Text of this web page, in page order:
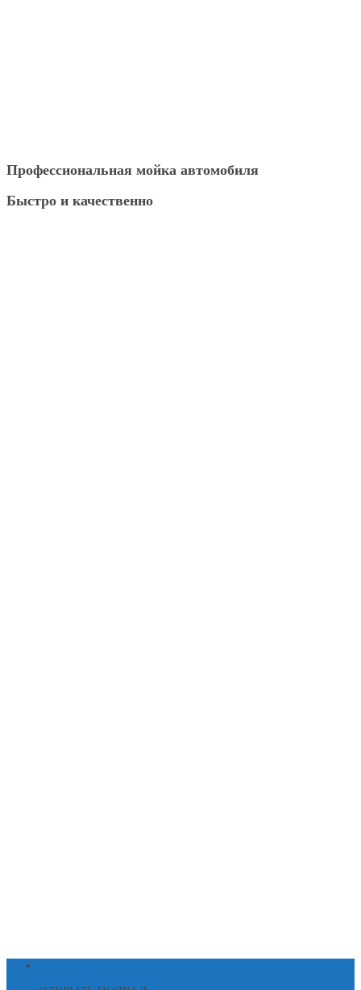
Профессиональная мойка автомобиля
Быстро и качественно